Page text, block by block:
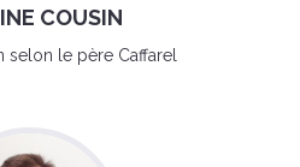
COUSIN
le père Caffarel